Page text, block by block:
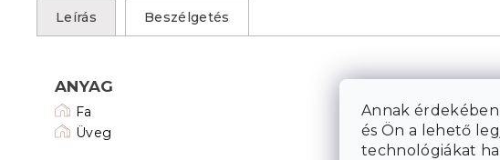
Annak
és Ön a lehető
technológiákat
Leírás Beszélgetés
ANYAG
Fa
Üveg